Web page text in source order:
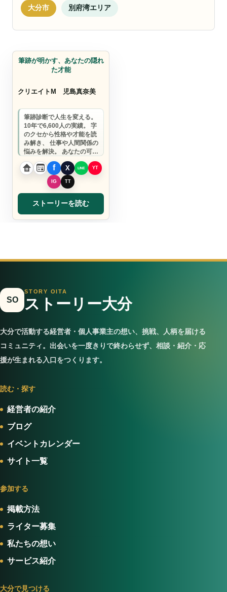
大分市 別府湾エリア
筆跡が明かす、あなたの隠れ
た才能
クリエイトM 児島真奈美
筆跡診断で人生を変える。
10年で6,600人の実績。 字
のクセから性格や才能を読
み解き、 仕事や人間関係の
悩みを解決。 あなたの可能
性を引き出します。
ストーリーを読む
SO
STORY OITA
ストーリー大分
大分で活動する経営者・個人事業主の想い、挑戦、人柄を届ける
コミュニティ。出会いを一度きりで終わらせず、相談・紹介・応
援が生まれる入口をつくります。
読む・探す
経営者の紹介
ブログ
イベントカレンダー
サイト一覧
参加する
掲載方法
ライター募集
私たちの想い
サービス紹介
大分で見つける